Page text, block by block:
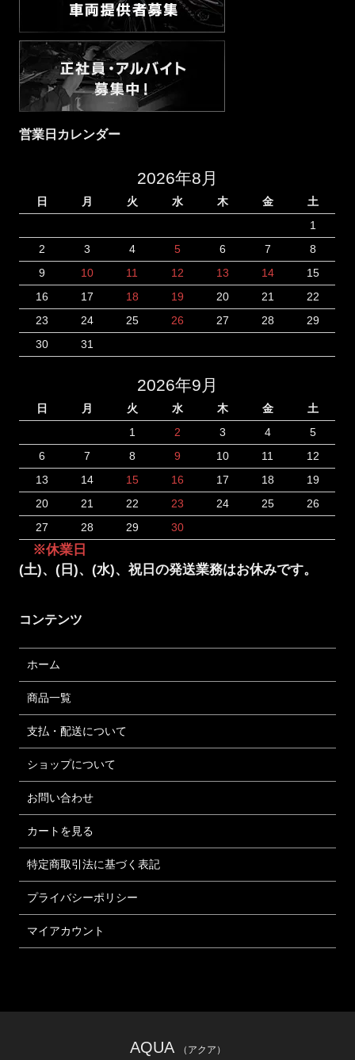
営業日カレンダー
2026年8月
日 月 火 水 木 金
土
1
2
3 4 5 6 7
8
9
10 11 12 13 14
15
16
17 18 19 20 21
22
23
24 25 26 27 28
29
30
31
2026年9月
日 月 火 水 木 金
土
1
2 3 4
5
6
7 8 9 10 11
12
13
14 15 16 17 18
19
20
21 22 23 24 25
26
27
28 29 30
※休業日
(土)、(日)、(水)、祝日の発送業務はお休みです。
コンテンツ
ホーム
商品一覧
支払・配送について
ショップについて
お問い合わせ
カートを見る
特定商取引法に基づく表記
プライバシーポリシー
マイアカウント
AQUA （アクア）